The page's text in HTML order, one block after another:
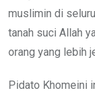
muslimin di
tanah suci Allah
orang yang lebih
Pidato Khomeini